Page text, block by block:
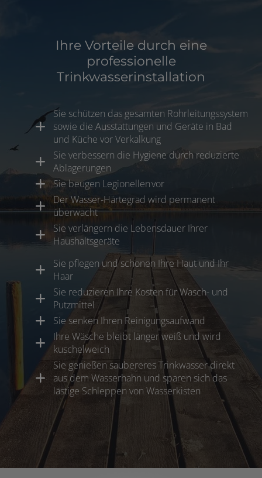
Ihre Vorteile durch eine
professionelle
Trinkwasserinstallation
Sie schützen das gesamten Rohrleitungssystem
sowie die Ausstattungen und Geräte in Bad
und Küche vor Verkalkung
Sie verbessern die Hygiene durch reduzierte
Ablagerungen
Sie beugen Legionellen vor
Der Wasser-Härtegrad wird permanent
überwacht
Sie verlängern die Lebensdauer Ihrer
Haushaltsgeräte
Sie pflegen und schonen Ihre Haut und Ihr
Haar
Sie reduzieren Ihre Kosten für Wasch- und
Putzmittel
Sie senken Ihren Reinigungsaufwand
Ihre Wäsche bleibt länger weiß und wird
kuschelweich
Sie genießen saubereres Trinkwasser direkt
aus dem Wasserhahn und sparen sich das
lästige Schleppen von Wasserkisten